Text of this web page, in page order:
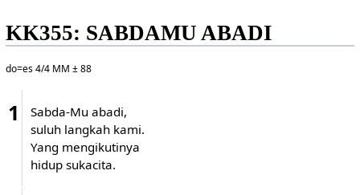
KK355: SABDAMU ABADI
do=es 4/4 MM ± 88
1
Sabda-Mu abadi,
suluh langkah kami.
Yang mengikutinya
hidup sukacita.